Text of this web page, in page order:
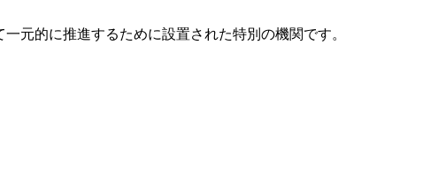
元的に推進するために設置された特別の機関です。